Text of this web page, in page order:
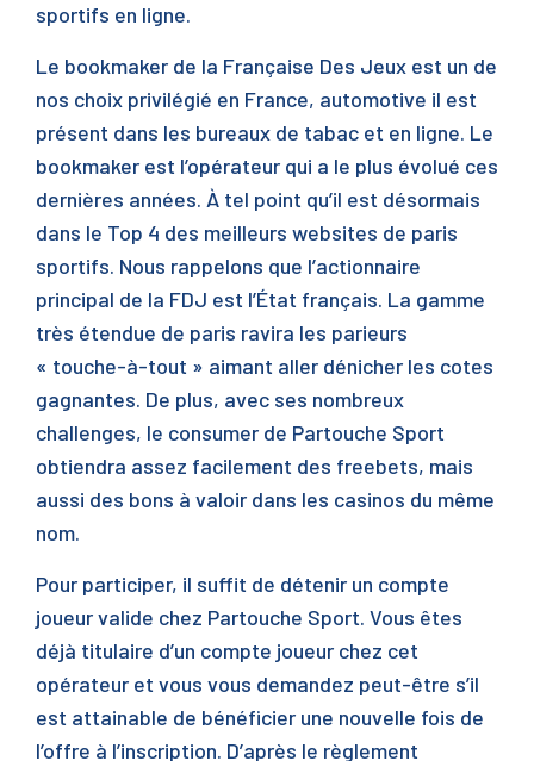
sportifs en ligne.
Le bookmaker de la Française Des Jeux est un de
nos choix privilégié en France, automotive il est
présent dans les bureaux de tabac et en ligne. Le
bookmaker est l’opérateur qui a le plus évolué ces
dernières années. À tel point qu’il est désormais
dans le Top 4 des meilleurs websites de paris
sportifs. Nous rappelons que l’actionnaire
principal de la FDJ est l’État français. La gamme
très étendue de paris ravira les parieurs
« touche-à-tout » aimant aller dénicher les cotes
gagnantes. De plus, avec ses nombreux
challenges, le consumer de Partouche Sport
obtiendra assez facilement des freebets, mais
aussi des bons à valoir dans les casinos du même
nom.
Pour participer, il suffit de détenir un compte
joueur valide chez Partouche Sport. Vous êtes
déjà titulaire d’un compte joueur chez cet
opérateur et vous vous demandez peut-être s’il
est attainable de bénéficier une nouvelle fois de
l’offre à l’inscription. D’après le règlement